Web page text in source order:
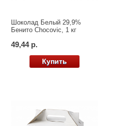
Шоколад Белый 29,9%
Бенито Chocovic, 1 кг
49,44 р.
Купить